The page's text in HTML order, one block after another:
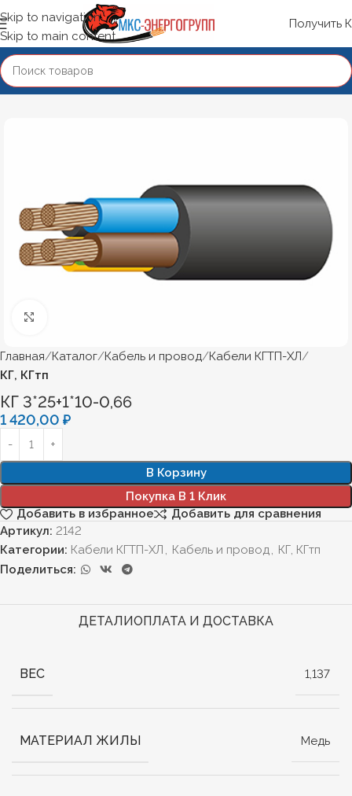
Skip to navigation
Skip to main content
Получить
Главная Каталог Кабель и провод Кабели КГТП-ХЛ
КГ, КГтп
КГ 3*25+1*10-0,66
1 420,00 ₽
В Корзину
Покупка В 1 Клик
Добавить в избранное
Добавить для сравнения
Артикул: 2142
Категории: Кабели КГТП-ХЛ , Кабель и провод, КГ, КГтп
Поделиться:
ДЕТАЛИОПЛАТА И ДОСТАВКА
ВЕС 1,137
МАТЕРИАЛ ЖИЛЫ Медь